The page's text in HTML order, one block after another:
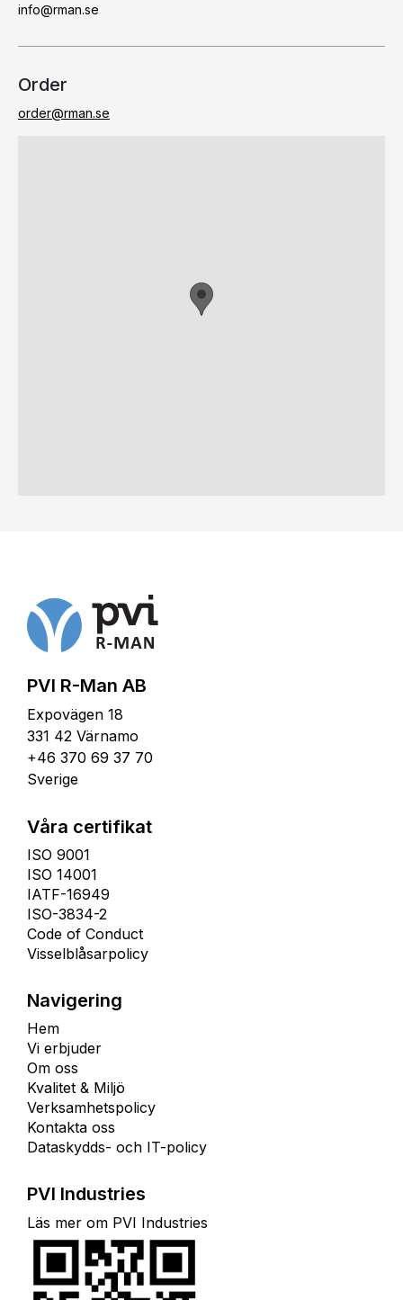
info@rman.se
Order
order@rman.se
PVI R-Man AB
Expovägen 18
331 42 Värnamo
+46 370 69 37 70
Sverige
Våra certifikat
ISO 9001
ISO 14001
IATF-16949
ISO-3834-2
Code of Conduct
Visselblåsarpolicy
Navigering
Hem
Vi erbjuder
Om oss
Kvalitet & Miljö
Verksamhetspolicy
Kontakta oss
Dataskydds- och IT-policy
PVI Industries
Läs mer om PVI Industries